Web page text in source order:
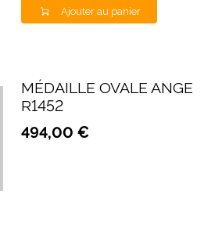
Ajouter au panier
MÉDAILLE OVALE ANGE
R1452
494,00 €